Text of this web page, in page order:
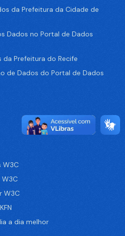
da Prefeitura da Cidade de
Dados no Portal de Dados
Prefeitura do Recife
de Dados do Portal de Dados
W3C
W3C
a dia melhor